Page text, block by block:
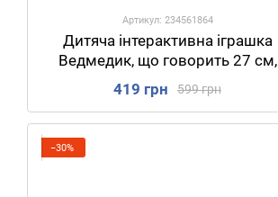
Артикул: 234561864
Дитяча інтерактивна іграшка
Ведмедик, що говорить 27 см,
Peekaboo Bear / Плюшевий
музичний ведмідь
599 грн
419 грн
−30%